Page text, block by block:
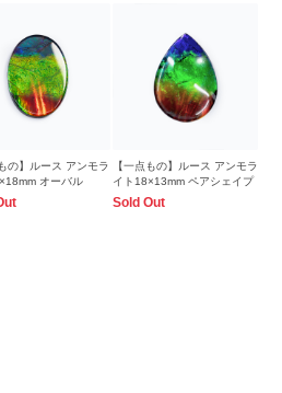
の】ルース アンモラ
オーバル
【一点もの】ルース アンモラ
イト18×13mm ペアシェイプ
Sold Out